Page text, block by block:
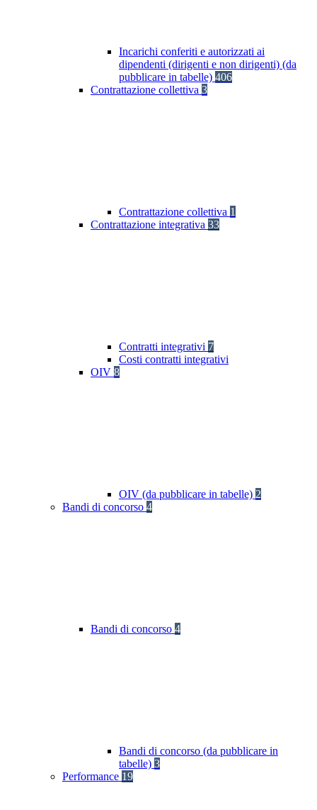
Incarichi conferiti e autorizzati ai
dipendenti (dirigenti e non dirigenti) (da
pubblicare in tabelle) 406
Contrattazione collettiva 3
Contrattazione collettiva 1
Contrattazione integrativa 33
Contratti integrativi 7
Costi contratti integrativi
OIV 8
OIV (da pubblicare in tabelle) 2
Bandi di concorso 4
Bandi di concorso 4
Bandi di concorso (da pubblicare in
tabelle) 3
Performance 19